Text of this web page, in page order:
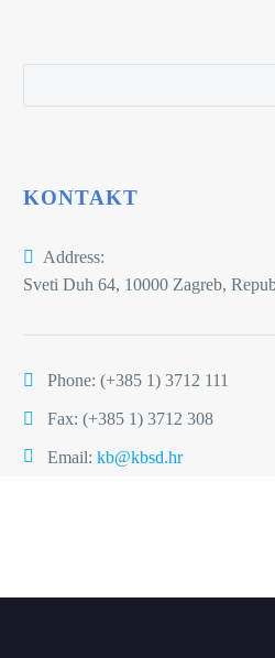
KONTAKT
Address:
Sveti Duh 64, 10000 Zagreb,
Phone: (+385 1) 3712 111
Fax: (+385 1) 3712 308
Email: kb@kbsd.hr